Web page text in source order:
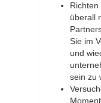
überall
Sie im
und
sein zu